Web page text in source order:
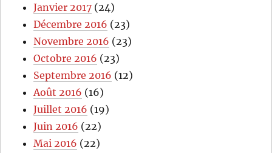
Janvier 2017 (24)
Décembre 2016 (23)
Novembre 2016 (23)
Octobre 2016 (23)
Septembre 2016 (12)
Août 2016 (16)
Juillet 2016 (19)
Juin 2016 (22)
Mai 2016 (22)